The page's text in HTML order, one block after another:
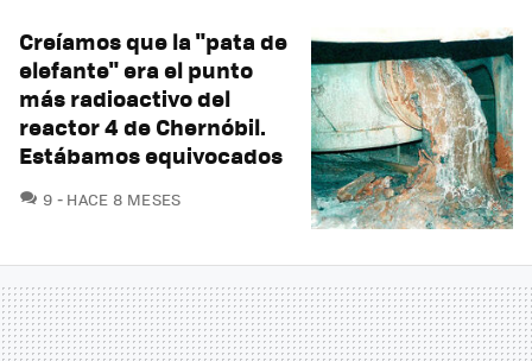
Creíamos que la "pata de
elefante" era el punto
más radioactivo del
reactor 4 de Chernóbil.
Estábamos equivocados
9 COMENTARIOS
HACE 8 MESES